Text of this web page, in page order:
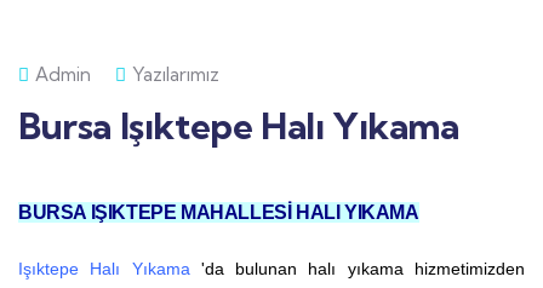
Admin Yazılarımız
Bursa Işıktepe Halı Yıkama
BURSA IŞIKTEPE MAHALLESİ HALI YIKAMA
Işıktepe Halı Yıkama 'da bulunan halı yıkama hizmetimizden